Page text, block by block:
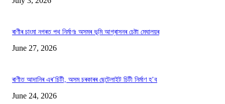
ৰাণীৰ চাংমা নগৰত পথ নিৰ্মাণঃ অসমৰ ভূমি আগ্ৰাসনৰ চেষ্টা মেঘালয়ৰ
June 27, 2026
ৰাণীত আদানিৰ এৰ’চিটী, অসম চৰকাৰৰ ছেটেলাইট চিটী নিৰ্মাণ হ’ব
June 24, 2026